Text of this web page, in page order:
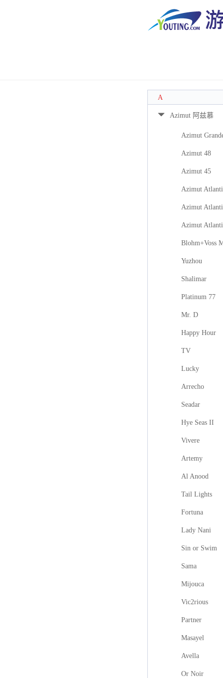
A
Azimut 阿兹慕
Azimut
Azimut 48
Azimut 45
Azimut
Azimut
Azimut
Blohm+Voss
Yuzhou
Shalimar
Platinum 77
Mr. D
Happy Hour
TV
Lucky
Arrecho
Seadar
Hye Seas II
Vivere
Artemy
Al Anood
Tail Lights
Fortuna
Lady Nani
Sin or Swim
Sama
Mijouca
Vic2rious
Partner
Masayel
Avella
Or Noir